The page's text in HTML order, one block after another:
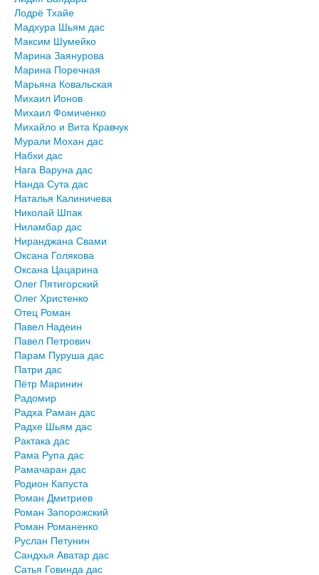
Лодрё Тхайе
Мадхура Шьям дас
Максим Шумейко
Марина Заянурова
Марина Поречная
Марьяна Ковальская
Михаил Ионов
Михаил Фомиченко
Михайло и Вита Кравчук
Мурали Мохан дас
Набхи дас
Нага Варуна дас
Нанда Сута дас
Наталья Калиничева
Николай Шпак
Ниламбар дас
Ниранджана Свами
Оксана Голякова
Оксана Цацарина
Олег Пятигорский
Олег Христенко
Отец Роман
Павел Надеин
Павел Петрович
Парам Пуруша дас
Патри дас
Пётр Маринин
Радомир
Радха Раман дас
Радхе Шьям дас
Рактака дас
Рама Рупа дас
Рамачаран дас
Родион Капуста
Роман Дмитриев
Роман Запорожский
Роман Романенко
Руслан Петунин
Сандхья Аватар дас
Сатья Говинда дас